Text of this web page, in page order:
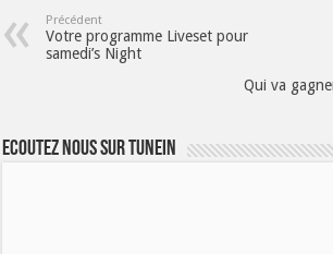
Précédent
Votre programme Liveset pour
samedi’s Night
Qui va
Ecoutez nous sur TuneIn